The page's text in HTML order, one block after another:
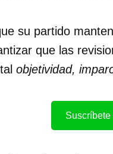
su partido
que las
objetividad,
Suscríbete